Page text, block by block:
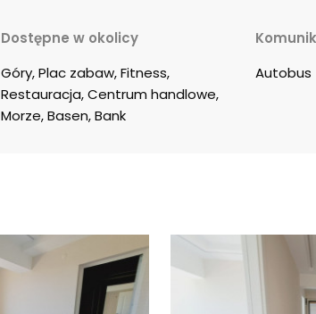
Dostępne w okolicy
Góry, Plac zabaw, Fitness,
Restauracja, Centrum handlowe,
Morze, Basen, Bank
Autobus